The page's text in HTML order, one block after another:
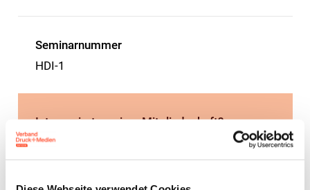
Seminarnummer
HDI-1
Interessiert an einer Mitgliedschaft?
Gerne informieren wir Sie zu den Details einer
Mitgliedschaft.